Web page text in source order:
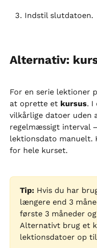
Indstil slutdatoen.
Alternativ:
For en serie lektioner
at oprette et kursus. I
vilkårlige datoer
regelmæssigt interval
lektionsdato manuelt.
for hele kurset.
Tip: Hvis du har
længere end 3
første 3 måneder
Alternativt brug et
lektionsdatoer op